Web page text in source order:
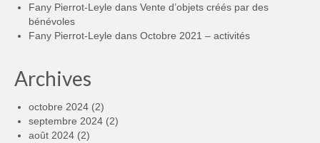
Fany Pierrot-Leyle dans Vente d’objets créés par des
bénévoles
Fany Pierrot-Leyle dans Octobre 2021 – activités
Archives
octobre 2024 (2)
septembre 2024 (2)
août 2024 (2)